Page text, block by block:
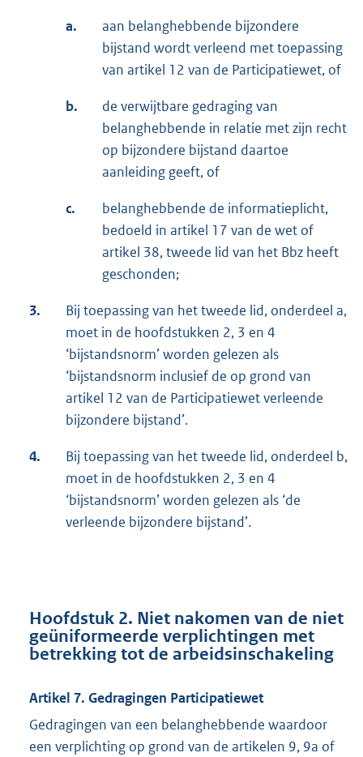
a.
aan belanghebbende bijzondere
bijstand wordt verleend met toepassing
van artikel 12 van de Participatiewet, of
b.
de verwijtbare gedraging van
belanghebbende in relatie met zijn recht
op bijzondere bijstand daartoe
aanleiding geeft, of
c.
belanghebbende de informatieplicht,
bedoeld in artikel 17 van de wet of
artikel 38, tweede lid van het Bbz heeft
geschonden;
3.
Bij toepassing van het tweede lid, onderdeel a,
moet in de hoofdstukken 2, 3 en 4
‘bijstandsnorm’ worden gelezen als
‘bijstandsnorm inclusief de op grond van
artikel 12 van de Participatiewet verleende
bijzondere bijstand’.
4.
Bij toepassing van het tweede lid, onderdeel b,
moet in de hoofdstukken 2, 3 en 4
‘bijstandsnorm’ worden gelezen als ‘de
verleende bijzondere bijstand’.
Hoofdstuk 2. Niet nakomen van de niet
geüniformeerde verplichtingen met
betrekking tot de arbeidsinschakeling
Artikel 7. Gedragingen Participatiewet
Gedragingen van een belanghebbende waardoor
een verplichting op grond van de artikelen 9, 9a of